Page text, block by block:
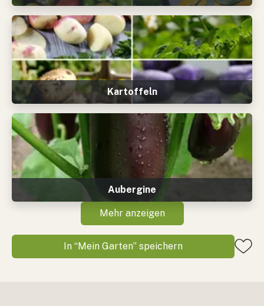
Kartoffeln
Aubergine
Mehr anzeigen
In “Mein Garten” speichern